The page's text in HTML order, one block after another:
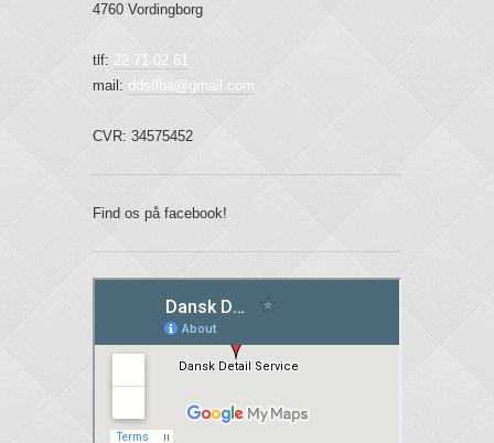
4760 Vordingborg
tlf: 22 71 02 61
mail: ddsflba@gmail.com
CVR: 34575452
Find os på facebook!